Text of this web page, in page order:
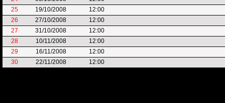
25
19/10/2008
12:00
26
27/10/2008
12:00
27
31/10/2008
12:00
28
10/11/2008
12:00
29
16/11/2008
12:00
30
22/11/2008 12:00